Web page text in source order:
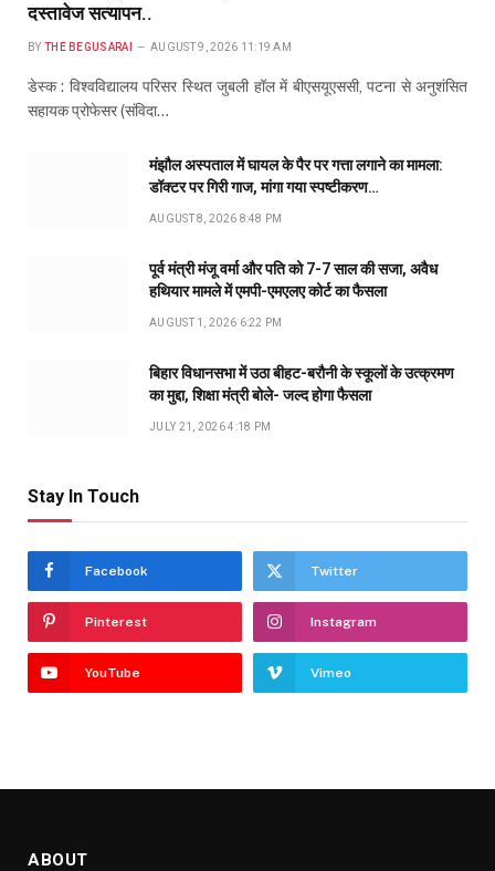
दस्तावेज सत्यापन..
BY THE BEGUSARAI AUGUST 9, 2026 11:19 AM
डेस्क : विश्वविद्यालय परिसर स्थित जुबली हॉल में बीएसयूएससी, पटना से अनुशंसित
सहायक प्रोफेसर (संविदा…
मंझौल अस्पताल में घायल के पैर पर गत्ता लगाने का मामला:
डॉक्टर पर गिरी गाज, मांगा गया स्पष्टीकरण…
AUGUST 8, 2026 8:48 PM
पूर्व मंत्री मंजू वर्मा और पति को 7-7 साल की सजा, अवैध
हथियार मामले में एमपी-एमएलए कोर्ट का फैसला
AUGUST 1, 2026 6:22 PM
बिहार विधानसभा में उठा बीहट-बरौनी के स्कूलों के उत्क्रमण
का मुद्दा, शिक्षा मंत्री बोले- जल्द होगा फैसला
JULY 21, 2026 4:18 PM
Stay In Touch
Facebook Twitter
Pinterest Instagram
YouTube Vimeo
ABOUT